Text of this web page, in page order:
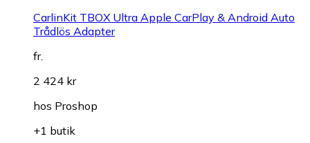
CarlinKit TBOX Ultra Apple CarPlay & Android Auto
Trådlös Adapter
fr.
2 424 kr
hos Proshop
+1 butik